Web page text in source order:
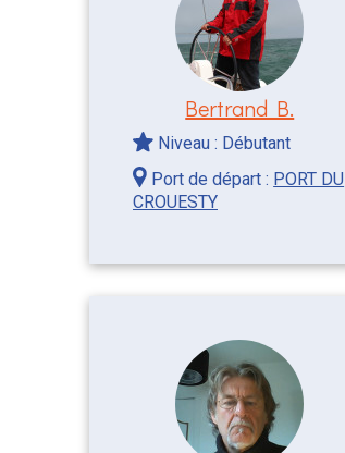
Bertrand B.
Niveau : Débutant
Port de départ : PORT DU
CROUESTY